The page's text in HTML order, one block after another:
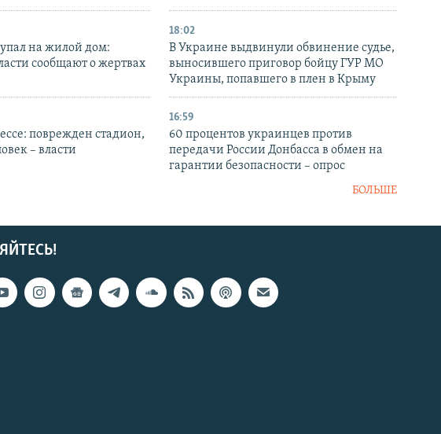
на жилой дом:
сообщают о жертвах
18:02
В Украине выдвинули обвинение судье,
выносившего приговор бойцу ГУР МО
Украины, попавшего в плен в Крыму
поврежден стадион,
– власти
16:59
60 процентов украинцев против
передачи России Донбасса в обмен на
гарантии безопасности – опрос
БОЛЬШЕ